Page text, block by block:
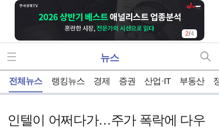
2/4
뉴스
전체뉴스 랭킹뉴스 경제 증권 산업·IT 부동산
인텔이 어쩌다가…주가 폭락에 다우